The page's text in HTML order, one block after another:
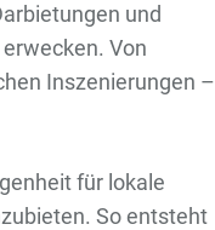
und
Von
Inszenierungen –
für lokale
So entsteht